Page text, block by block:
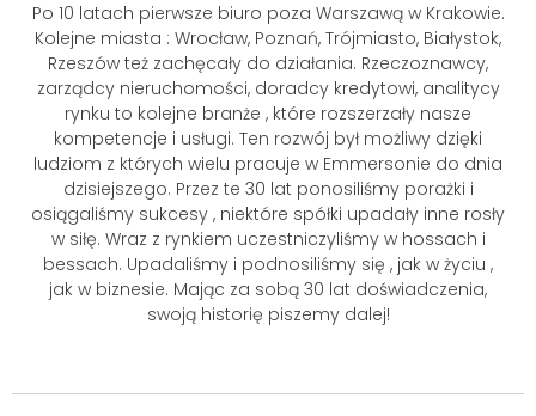
Po 10 latach pierwsze biuro poza Warszawą w Krakowie.
Kolejne miasta : Wrocław, Poznań, Trójmiasto, Białystok,
Rzeszów też zachęcały do działania. Rzeczoznawcy,
zarządcy nieruchomości, doradcy kredytowi, analitycy
rynku to kolejne branże , które rozszerzały nasze
kompetencje i usługi. Ten rozwój był możliwy dzięki
ludziom z których wielu pracuje w Emmersonie do dnia
dzisiejszego. Przez te 30 lat ponosiliśmy porażki i
osiągaliśmy sukcesy , niektóre spółki upadały inne rosły
w siłę. Wraz z rynkiem uczestniczyliśmy w hossach i
bessach. Upadaliśmy i podnosiliśmy się , jak w życiu ,
jak w biznesie. Mając za sobą 30 lat doświadczenia,
swoją historię piszemy dalej!